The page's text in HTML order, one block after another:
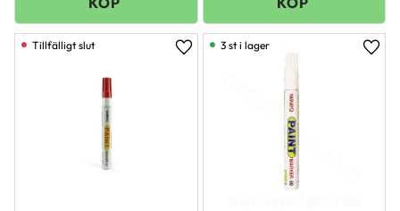
Lägg till i favoriter
3 st i lager